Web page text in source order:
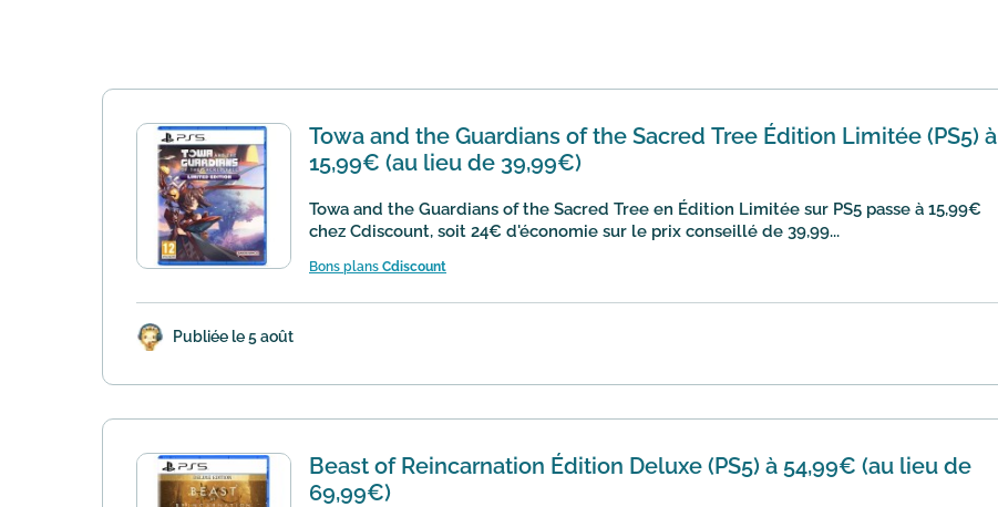
Towa and the Guardians of the Sacred Tree Édition Limitée (PS5) à
15,99€ (au lieu de 39,99€)
Towa and the Guardians of the Sacred Tree en Édition Limitée sur PS5 passe à 15,99€
chez Cdiscount, soit 24€ d'économie sur le prix conseillé de 39,99...
Bons plans Cdiscount
Publiée le 5 août
Beast of Reincarnation Édition Deluxe (PS5) à 54,99€ (au lieu de
69,99€)